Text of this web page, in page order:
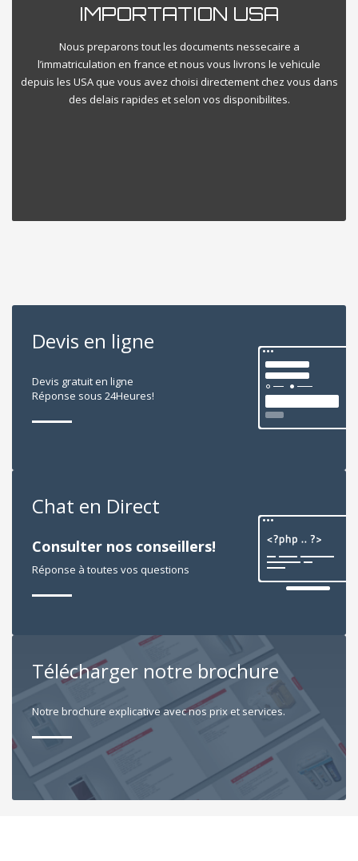
A la suite de votre choix des véhicules qui vous intéressent nous
inspection minutieuse sur l’etat global du vehicule directement
aux USA en VISIO et vous livrons le compte rendu sur place
diretement.
IMPORTATION USA
Nous preparons tout les documents nessecaire a
l’immatriculation en france et nous vous livrons le vehicule
depuis les USA que vous avez choisi directement chez vous dans
des delais rapides et selon vos disponibilites.
Devis en ligne
Devis gratuit en ligne
Réponse sous 24Heures!
Chat en Direct
Consulter nos conseillers!
Réponse à toutes vos questions
Télécharger notre brochure
Notre brochure explicative avec nos prix et services.